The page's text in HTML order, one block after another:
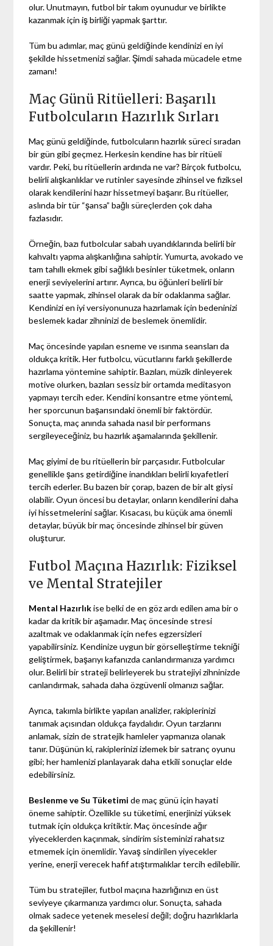
olur. Unutmayın, futbol bir takım oyunudur ve birlikte
kazanmak için iş birliği yapmak şarttır.
Tüm bu adımlar, maç günü geldiğinde kendinizi en iyi
şekilde hissetmenizi sağlar. Şimdi sahada mücadele etme
zamanı!
Maç Günü Ritüelleri: Başarılı
Futbolcuların Hazırlık Sırları
Maç günü geldiğinde, futbolcuların hazırlık süreci sıradan
bir gün gibi geçmez. Herkesin kendine has bir ritüeli
vardır. Peki, bu ritüellerin ardında ne var? Birçok futbolcu,
belirli alışkanlıklar ve rutinler sayesinde zihinsel ve fiziksel
olarak kendilerini hazır hissetmeyi başarır. Bu ritüeller,
aslında bir tür “şansa” bağlı süreçlerden çok daha
fazlasıdır.
Örneğin, bazı futbolcular sabah uyandıklarında belirli bir
kahvaltı yapma alışkanlığına sahiptir. Yumurta, avokado ve
tam tahıllı ekmek gibi sağlıklı besinler tüketmek, onların
enerji seviyelerini artırır. Ayrıca, bu öğünleri belirli bir
saatte yapmak, zihinsel olarak da bir odaklanma sağlar.
Kendinizi en iyi versiyonunuza hazırlamak için bedeninizi
beslemek kadar zihninizi de beslemek önemlidir.
Maç öncesinde yapılan esneme ve ısınma seansları da
oldukça kritik. Her futbolcu, vücutlarını farklı şekillerde
hazırlama yöntemine sahiptir. Bazıları, müzik dinleyerek
motive olurken, bazıları sessiz bir ortamda meditasyon
yapmayı tercih eder. Kendini konsantre etme yöntemi,
her sporcunun başarısındaki önemli bir faktördür.
Sonuçta, maç anında sahada nasıl bir performans
sergileyeceğiniz, bu hazırlık aşamalarında şekillenir.
Maç giyimi de bu ritüellerin bir parçasıdır. Futbolcular
genellikle şans getirdiğine inandıkları belirli kıyafetleri
tercih ederler. Bu bazen bir çorap, bazen de bir alt giysi
olabilir. Oyun öncesi bu detaylar, onların kendilerini daha
iyi hissetmelerini sağlar. Kısacası, bu küçük ama önemli
detaylar, büyük bir maç öncesinde zihinsel bir güven
oluşturur.
Futbol Maçına Hazırlık: Fiziksel
ve Mental Stratejiler
Mental Hazırlıkise belki de en göz ardı edilen ama bir o
kadar da kritik bir aşamadır. Maç öncesinde stresi
azaltmak ve odaklanmak için nefes egzersizleri
yapabilirsiniz. Kendinize uygun bir görselleştirme tekniği
geliştirmek, başarıyı kafanızda canlandırmanıza yardımcı
olur. Belirli bir strateji belirleyerek bu stratejiyi zihninizde
canlandırmak, sahada daha özgüvenli olmanızı sağlar.
Ayrıca, takımla birlikte yapılan analizler, rakiplerinizi
tanımak açısından oldukça faydalıdır. Oyun tarzlarını
anlamak, sizin de stratejik hamleler yapmanıza olanak
tanır. Düşünün ki, rakiplerinizi izlemek bir satranç oyunu
gibi; her hamlenizi planlayarak daha etkili sonuçlar elde
edebilirsiniz.
Beslenme ve Su Tüketimi de maç günü için hayati
öneme sahiptir. Özellikle su tüketimi, enerjinizi yüksek
tutmak için oldukça kritiktir. Maç öncesinde ağır
yiyeceklerden kaçınmak, sindirim sisteminizi rahatsız
etmemek için önemlidir. Yavaş sindirilen yiyecekler
yerine, enerji verecek hafif atıştırmalıklar tercih edilebilir.
Tüm bu stratejiler, futbol maçına hazırlığınızı en üst
seviyeye çıkarmanıza yardımcı olur. Sonuçta, sahada
olmak sadece yetenek meselesi değil; doğru hazırlıklarla
da şekillenir!